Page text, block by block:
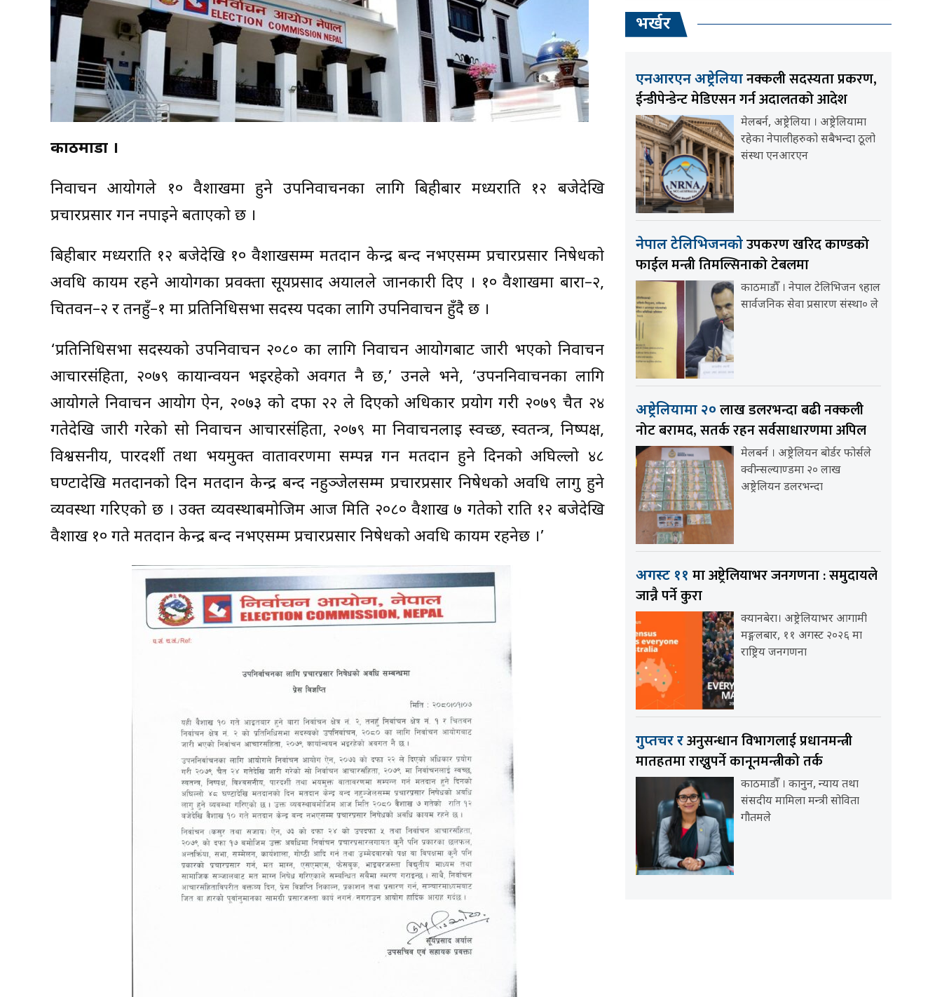
काठमाडौँ ।
निर्वाचन आयोगले १० वैशाखमा हुने उपनिर्वाचनका लागि बिहीबार मध्यराति १२ बजेदेखि
प्रचारप्रसार गर्न नपाइने बताएको छ ।
बिहीबार मध्यराति १२ बजेदेखि १० वैशाखसम्म मतदान केन्द्र बन्द नभएसम्म प्रचारप्रसार निषेधको
अवधि कायम रहने आयोगका प्रवक्ता सूर्यप्रसाद अर्यालले जानकारी दिए । १० वैशाखमा बारा–२,
चितवन–२ र तनहुँ–१ मा प्रतिनिधिसभा सदस्य पदका लागि उपनिर्वाचन हुँदै छ ।
‘प्रतिनिधिसभा सदस्यको उपनिर्वाचन २०८० का लागि निर्वाचन आयोगबाट जारी भएको निर्वाचन
आचारसंहिता, २०७९ कार्यान्वयन भइरहेको अवगत नै छ,’ उनले भने, ‘उपननिर्वाचनका लागि
आयोगले निर्वाचन आयोग ऐन, २०७३ को दफा २२ ले दिएको अधिकार प्रयोग गरी २०७९ चैत २४
गतेदेखि जारी गरेको सो निर्वाचन आचारसंहिता, २०७९ मा निर्वाचनलाई स्वच्छ, स्वतन्त्र, निष्पक्ष,
विश्वसनीय, पारदर्शी तथा भयमुक्त वातावरणमा सम्पन्न गर्न मतदान हुने दिनको अघिल्लो ४८
घण्टादेखि मतदानको दिन मतदान केन्द्र बन्द नहुञ्जेलसम्म प्रचारप्रसार निषेधको अवधि लागु हुने
व्यवस्था गरिएको छ । उक्त व्यवस्थाबमोजिम आज मिति २०८० वैशाख ७ गतेको राति १२ बजेदेखि
वैशाख १० गते मतदान केन्द्र बन्द नभएसम्म प्रचारप्रसार निषेधको अवधि कायम रहनेछ ।’
भर्खर
एनआरएन अष्ट्रेलियानक्कली सदस्यता प्रकरण,
ईन्डीपेन्डेन्ट मेडिएसन गर्न अदालतको आदेश
मेलबर्न, अष्ट्रेलिया । अष्ट्रेलियामा
रहेका नेपालीहरुको सबैभन्दा ठूलो
संस्था एनआरएन
नेपाल टेलिभिजनकोउपकरण खरिद काण्डको
फाईल मन्त्री तिमल्सिनाको टेबलमा
काठमाडौँ । नेपाल टेलिभिजन ९हाल
सार्वजनिक सेवा प्रसारण संस्था० ले
अष्ट्रेलियामा २० लाख डलरभन्दा बढी नक्कली
नोट बरामद, सतर्क रहन सर्वसाधारणमा अपिल
मेलबर्न । अष्ट्रेलियन बोर्डर फोर्सले
क्वीन्सल्याण्डमा २० लाख
अष्ट्रेलियन डलरभन्दा
अगस्ट ११ मा अष्ट्रेलियाभर जनगणना : समुदायले
जान्नै पर्ने कुरा
क्यानबेरा। अष्ट्रेलियाभर आगामी
मङ्गलबार, ११ अगस्ट २०२६ मा
राष्ट्रिय जनगणना
गुप्तचर रअनुसन्धान विभागलाई प्रधानमन्त्री
मातहतमा राख्नुपर्ने कानूनमन्त्रीको तर्क
काठमाडौँ । कानुन, न्याय तथा
संसदीय मामिला मन्त्री सोविता
गौतमले